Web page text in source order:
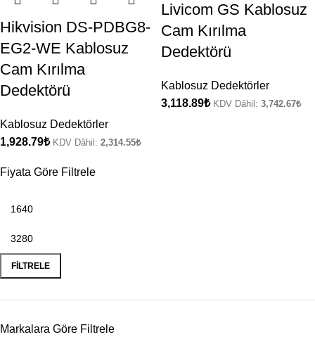
Fiyata Göre Filtrele
FILTRELE
Markalara Göre Filtrele
Hikvision DS-PDBG8-
EG2-WE Kablosuz
Cam Kırılma
Dedektörü
Kablosuz Dedektörler
1,928.79₺ KDV Dâhil: 2,314.55₺
Livicom GS Kablosuz
Cam Kırılma
Dedektörü
Kablosuz Dedektörler
3,118.89₺ KDV Dâhil: 3,742.67₺